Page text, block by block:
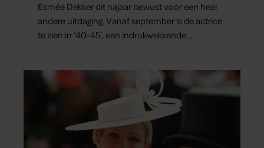
Esmée Dekker dit najaar bewust voor een heel
andere uitdaging. Vanaf september is de actrice
te zien in ‘40-45’, een indrukwekkende
alleen raakt, maar het publiek ook aan het
denken zet.